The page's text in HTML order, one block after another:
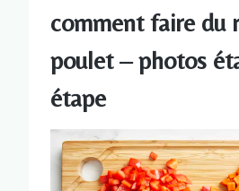
comment faire du
poulet – photos
étape